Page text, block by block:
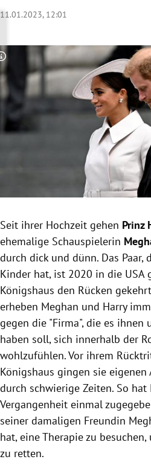
Untermenü
Untermenü
Untermenü
Untermenü
Untermenü
Untermenü
Untermenü
11.01.2023, 12:01
Copyright-Hinweis öffnen/schließen
Seit ihrer Hochzeit gehen Prinz
ehemalige Schauspielerin
durch dick und dünn. Das Paar,
Kinder hat, ist 2020 in die USA
Königshaus den Rücken
erheben Meghan und Harry
gegen die "Firma", die es ihnen
haben soll, sich innerhalb der
wohlzufühlen. Vor ihrem
Königshaus gingen sie eigenen
durch schwierige Zeiten. So hat
Vergangenheit einmal
seiner damaligen Freundin
hat, eine Therapie zu
zu retten.